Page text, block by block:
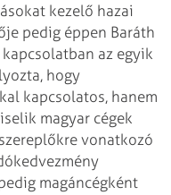
kezelő hazai
pedig éppen Baráth
az egyik
hogy
kapcsolatos, hanem
magyar cégek
vonatkozó
magáncégként